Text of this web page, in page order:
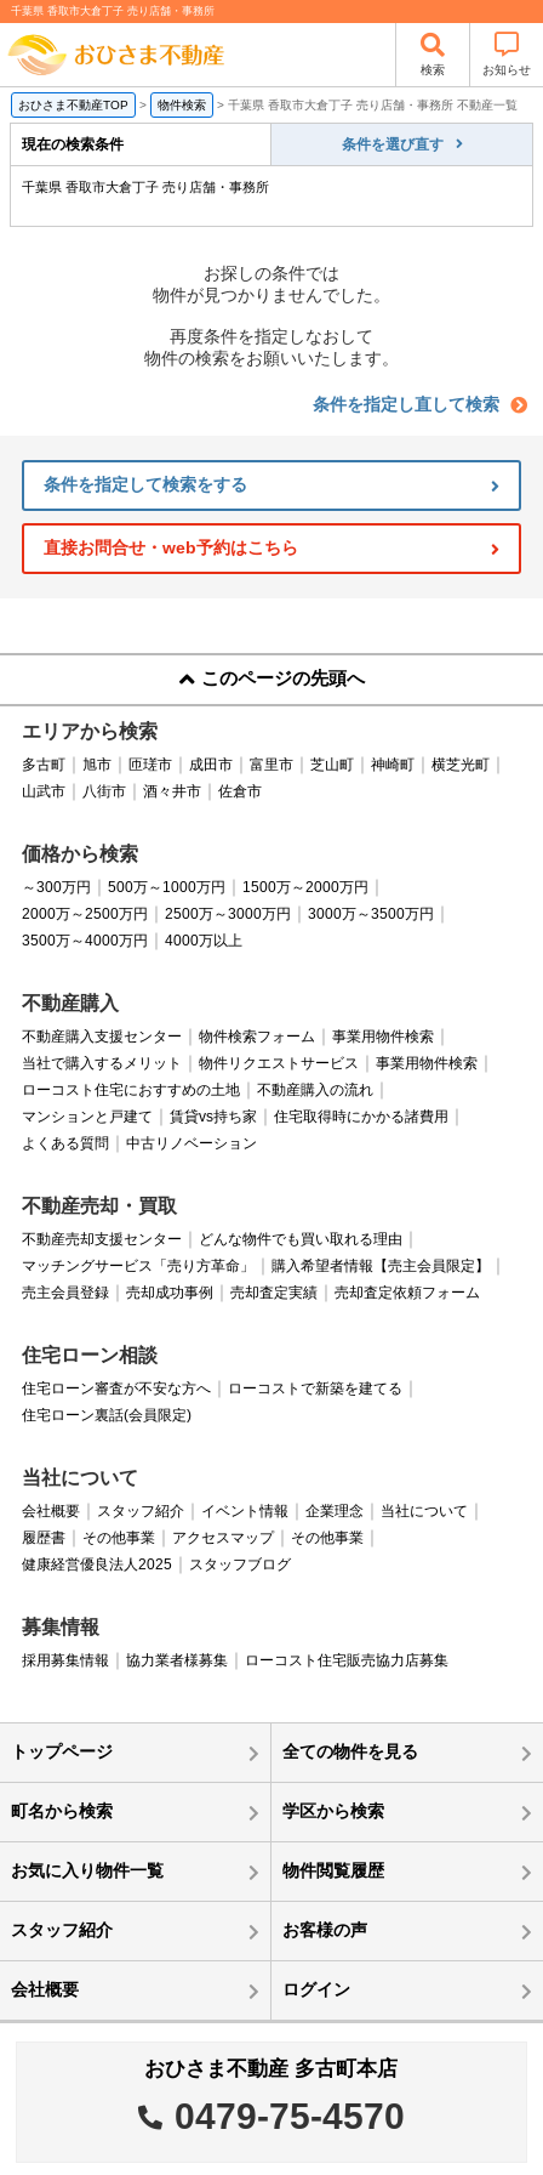
千葉県 香取市大倉丁子 売り店舗・事務所
検索 お知らせ
おひさま不動産TOP > 物件検索 > 千葉県 香取市大倉丁子 売り店舗・事務所 不動産一覧
現在の検索条件 条件を選び直す
千葉県 香取市大倉丁子 売り店舗・事務所
お探しの条件では
物件が見つかりませんでした。
再度条件を指定しなおして
物件の検索をお願いいたします。
条件を指定し直して検索
条件を指定して検索をする
直接お問合せ・web予約はこちら
このページの先頭へ
エリアから検索
多古町 旭市 匝瑳市 成田市 富里市 芝山町 神崎町
横芝光町
山武市
八街市 酒々井市 佐倉市
価格から検索
～300万円 500万～1000万円
1500万～2000万円
2000万～2500万円
2500万～3000万円
3000万～3500万円
3500万～4000万円
4000万以上
不動産購入
不動産購入支援センター 物件検索フォーム
事業用物件検索
当社で購入するメリット
物件リクエストサービス
事業用物件検索
ローコスト住宅におすすめの土地
不動産購入の流れ
マンションと戸建て
賃貸vs持ち家
住宅取得時にかかる諸費用
よくある質問
中古リノベーション
不動産売却・買取
不動産売却支援センター
どんな物件でも買い取れる理由
マッチングサービス「売り方革命」
購入希望者情報【売主会員限定】
売主会員登録
売却成功事例 売却査定実績 売却査定依頼フォーム
住宅ローン相談
住宅ローン審査が不安な方へ
ローコストで新築を建てる
住宅ローン裏話(会員限定)
当社について
会社概要 スタッフ紹介 イベント情報 企業理念
当社について
履歴書
その他事業 アクセスマップ
その他事業
健康経営優良法人2025
スタッフブログ
募集情報
採用募集情報 協力業者様募集 ローコスト住宅販売協力店募集
トップページ 全ての物件を見る
町名から検索 学区から検索
お気に入り物件一覧 物件閲覧履歴
スタッフ紹介 お客様の声
会社概要 ログイン
おひさま不動産 多古町本店
0479-75-4570